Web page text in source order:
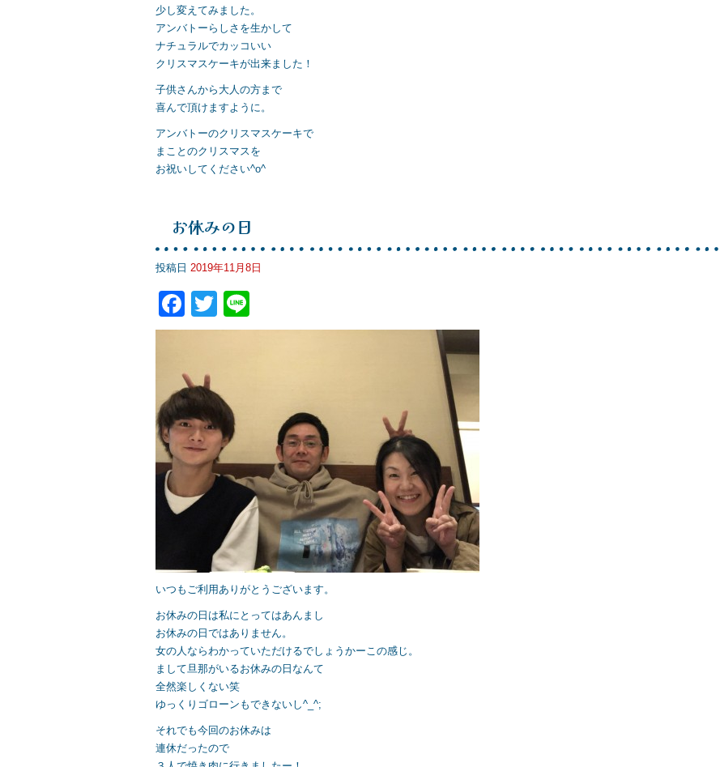
少し変えてみました。
アンバトーらしさを生かして
ナチュラルでカッコいい
クリスマスケーキが出来ました！
子供さんから大人の方まで
喜んで頂けますように。
アンバトーのクリスマスケーキで
まことのクリスマスを
お祝いしてください^o^
お休みの日
投稿日 2019年11月8日
F
a
e
b
o
o
T
wi n
いつもご利用ありがとうございます。
お休みの日は私にとってはあんまし
お休みの日ではありません。
女の人ならわかっていただけるでしょうかーこの感じ。
まして旦那がいるお休みの日なんて
全然楽しくない笑
ゆっくりゴローンもできないし^_^;
それでも今回のお休みは
連休だったので